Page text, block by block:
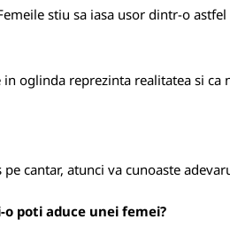
stiu sa iasa usor dintr-o
oglinda reprezinta realitatea si
cantar, atunci va cunoaste
poti aduce unei femei?